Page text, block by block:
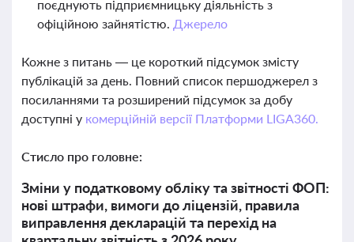
поєднують підприємницьку діяльність з
офіційною зайнятістю. Джерело
Кожне з питань — це короткий підсумок змісту
публікацій за день. Повний список першоджерел з
посиланнями та розширений підсумок за добу
доступні у комерційній версії Платформи LIGA360.
Стисло про головне:
Зміни у податковому обліку та звітності ФОП:
нові штрафи, вимоги до ліцензій, правила
виправлення декларацій та перехід на